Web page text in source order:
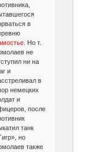
в
. Но т.
не
ни на
и
в
немецких
и
после
танк
но
также